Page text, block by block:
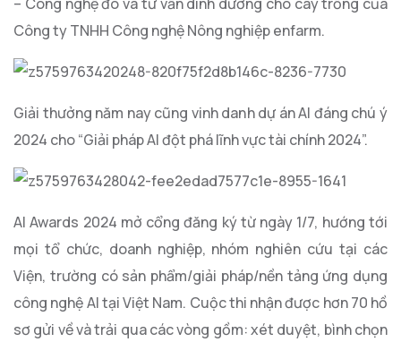
Công ty TNHH Công nghệ Nông nghiệp enfarm.
Giải thưởng năm nay cũng vinh danh dự án AI đáng chú ý
2024 cho “Giải pháp AI đột phá lĩnh vực tài chính 2024”.
AI Awards 2024 mở cổng đăng ký từ ngày 1/7, hướng tới
mọi tổ chức, doanh nghiệp, nhóm nghiên cứu tại các
Viện, trường có sản phẩm/giải pháp/nền tảng ứng dụng
công nghệ AI tại Việt Nam. Cuộc thi nhận được hơn 70 hồ
sơ gửi về và trải qua các vòng gồm: xét duyệt, bình chọn